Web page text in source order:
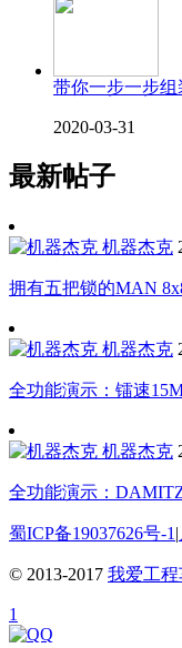
带你一步一步组
2020-03-31
最新帖子
机器杰克
拥有五把锁的MAN
机器杰克
全功能演示：镭速
机器杰克
全功能演示：
蜀ICP备19037626号-1 |
© 2013-2017 我爱工程
1